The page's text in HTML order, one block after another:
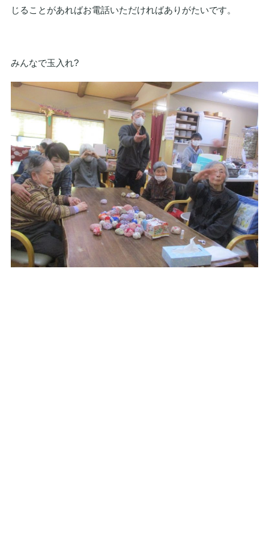
じることがあればお電話いただければありがたいです。
みんなで玉入れ?